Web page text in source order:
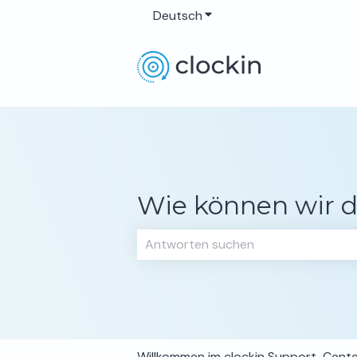
DeutschUntermenü für
Wie können wir